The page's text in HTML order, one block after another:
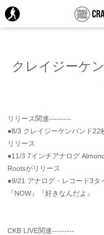
クレイジーケ
リリース関連---------
●8/3 クレイジーケンバンド22
リリース
●11/3 7インチアナログ
Rootsがリリース
●9/21 アナログ・レコード3タ
『NOW』『好きなんだよ』
CKB LIVE関連---------